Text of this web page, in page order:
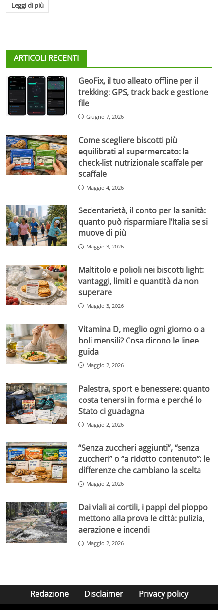
Leggi di più
ARTICOLI RECENTI
GeoFix, il tuo alleato offline per il
trekking: GPS, track back e gestione
file
Giugno 7, 2026
Come scegliere biscotti più
equilibrati al supermercato: la
check-list nutrizionale scaffale per
scaffale
Maggio 4, 2026
Sedentarietà, il conto per la sanità:
quanto può risparmiare l’Italia se si
muove di più
Maggio 3, 2026
Maltitolo e polioli nei biscotti light:
vantaggi, limiti e quantità da non
superare
Maggio 3, 2026
Vitamina D, meglio ogni giorno o a
boli mensili? Cosa dicono le linee
guida
Maggio 2, 2026
Palestra, sport e benessere: quanto
costa tenersi in forma e perché lo
Stato ci guadagna
Maggio 2, 2026
“Senza zuccheri aggiunti”, “senza
zuccheri” o “a ridotto contenuto”: le
differenze che cambiano la scelta
Maggio 2, 2026
Dai viali ai cortili, i pappi del pioppo
mettono alla prova le città: pulizia,
aerazione e incendi
Maggio 2, 2026
Redazione Disclaimer Privacy policy